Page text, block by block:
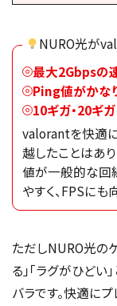
NURO光が
最大2Gbpsの
Ping値がかな
10ギガ・20ギ
valorantを快適
越したことはあ
値が一般的な回
やすく、FPSにも
ただしNURO光の
る」「ラグがひど
バラです。快適に